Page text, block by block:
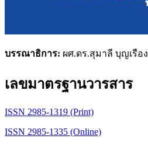
บรรณาธิการ: ผศ.ดร.สุมาลี บุญเรือง
เลขมาตรฐานวารสาร
ISSN 2985-1319 (Print)
ISSN 2985-1335 (Online)